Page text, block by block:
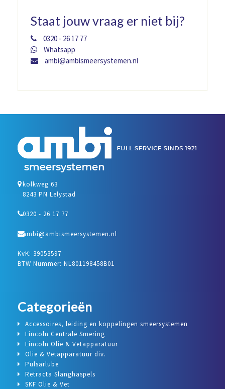
Staat jouw vraag er niet bij?
0320 - 26 17 77
Whatsapp
ambi@ambismeersystemen.nl
kolkweg 63
8243 PN Lelystad
0320 - 26 17 77
ambi@ambismeersystemen.nl
KvK: 39053597
BTW Nummer: NL801198458B01
Categorieën
Accessoires, leiding en koppelingen smeersystemen
Lincoln Centrale Smering
Lincoln Olie & Vetapparatuur
Olie & Vetapparatuur div.
Pulsarlube
Retracta Slanghaspels
SKF Olie & Vet